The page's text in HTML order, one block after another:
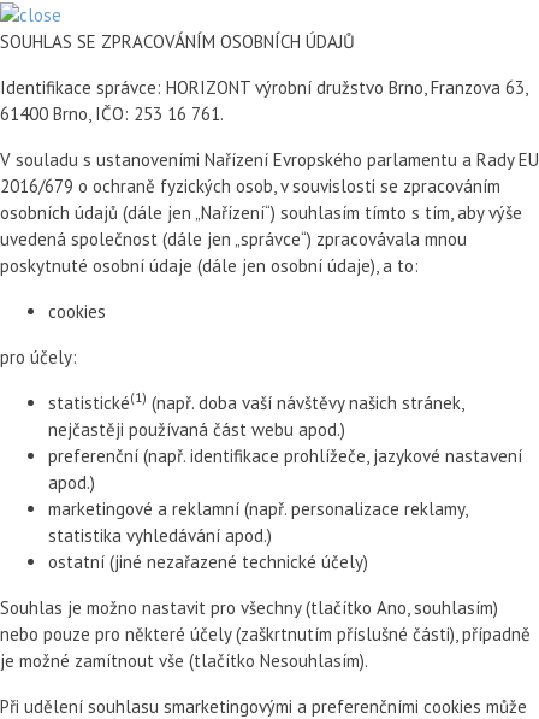
SOUHLAS SE ZPRACOVÁNÍM OSOBNÍCH ÚDAJŮ
Identifikace správce: HORIZONT výrobní družstvo Brno, Franzova 63,
61400 Brno, IČO: 253 16 761.
V souladu s ustanoveními Nařízení Evropského parlamentu a Rady EU
2016/679 o ochraně fyzických osob, v souvislosti se zpracováním
osobních údajů (dále jen „Nařízení“) souhlasím tímto s tím, aby výše
uvedená společnost (dále jen „správce“) zpracovávala mnou
poskytnuté osobní údaje (dále jen osobní údaje), a to:
cookies
pro účely:
statistické(1) (např. doba vaší návštěvy našich stránek,
nejčastěji používaná část webu apod.)
preferenční (např. identifikace prohlížeče, jazykové nastavení
apod.)
marketingové a reklamní (např. personalizace reklamy,
statistika vyhledávání apod.)
ostatní (jiné nezařazené technické účely)
Souhlas je možno nastavit pro všechny (tlačítko Ano, souhlasím)
nebo pouze pro některé účely (zaškrtnutím příslušné části), případně
je možné zamítnout vše (tlačítko Nesouhlasím).
Při udělení souhlasu smarketingovými a preferenčními cookies může